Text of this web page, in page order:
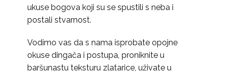
ukuse bogova koji su se spustili s neba i
postali stvarnost.
Vodimo vas da s nama isprobate opojne
okuse dingača i postupa, proniknite u
baršunastu teksturu zlatarice, uživate u